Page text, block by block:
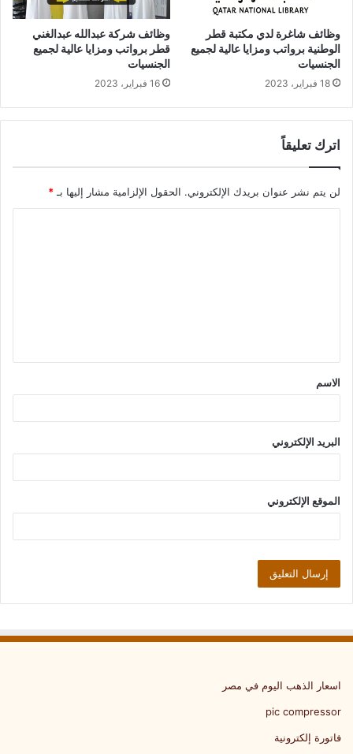
وظائف شاغرة لدي مكتبة قطر
الوطنية برواتب ومزايا عالية لجميع
الجنسيات
18 فبراير، 2023
وظائف شركة عبدالله عبدالغني
قطر برواتب ومزايا عالية لجميع
الجنسيات
16 فبراير، 2023
اترك تعليقاً
لن يتم نشر عنوان بريدك الإلكتروني. الحقول الإلزامية مشار إليها بـ *
ق
*
الاسم
البريد الإلكتروني
الموقع الإلكتروني
اسعار الذهب اليوم في مصر
pic compressor
فاتورة إلكترونية